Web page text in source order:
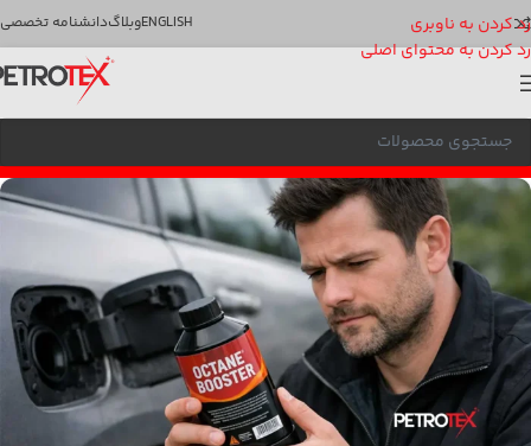
رد کردن به ناوبری
رد کردن به محتوای اصلی
ENGLISHوبلاگدانشنامه تخصصی